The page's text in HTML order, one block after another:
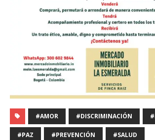
#AMOR #DISCRIMINACIÓN
#PAZ #PREVENCIÓN #SALUD